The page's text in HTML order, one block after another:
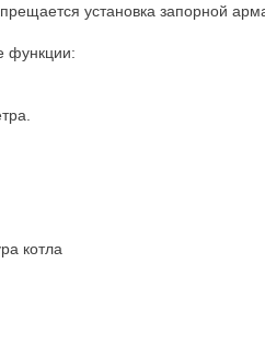
установка запорной
функции:
котла